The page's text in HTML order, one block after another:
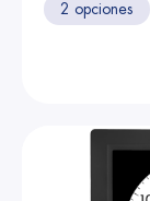
2 opciones